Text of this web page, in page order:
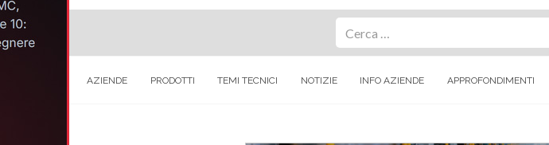
AZIENDE PRODOTTI TEMI TECNICI NOTIZIE INFO AZIENDE APPROFONDIMENTI